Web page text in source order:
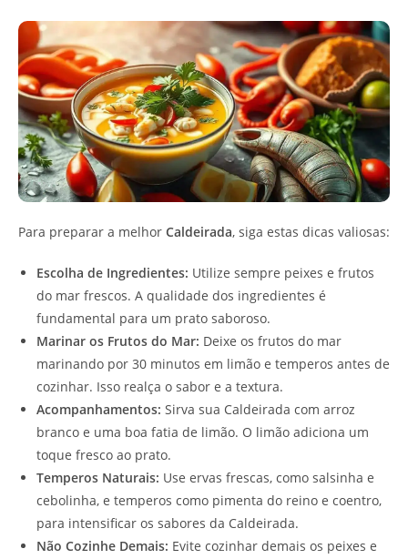
Para preparar a melhor Caldeirada, siga estas dicas valiosas:
Escolha de Ingredientes: Utilize sempre peixes e frutos
do mar frescos. A qualidade dos ingredientes é
fundamental para um prato saboroso.
Marinar os Frutos do Mar: Deixe os frutos do mar
marinando por 30 minutos em limão e temperos antes de
cozinhar. Isso realça o sabor e a textura.
Acompanhamentos: Sirva sua Caldeirada com arroz
branco e uma boa fatia de limão. O limão adiciona um
toque fresco ao prato.
Temperos Naturais: Use ervas frescas, como salsinha e
cebolinha, e temperos como pimenta do reino e coentro,
para intensificar os sabores da Caldeirada.
Não Cozinhe Demais: Evite cozinhar demais os peixes e